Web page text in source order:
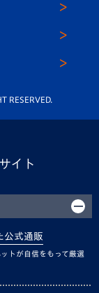
RESERVED.
イト
公式通販
トが自信をもって厳選